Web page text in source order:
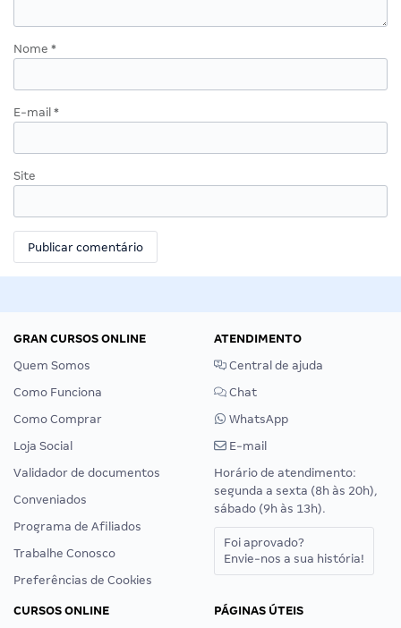
Nome *
E-mail *
Site
GRAN CURSOS ONLINE
Quem Somos
Como Funciona
Como Comprar
Loja Social
Validador de documentos
Conveniados
Programa de Afiliados
Trabalhe Conosco
Preferências de Cookies
ATENDIMENTO
Central de ajuda
Chat
WhatsApp
E-mail
Horário de atendimento:
segunda a sexta (8h às 20h),
sábado (9h às 13h).
Foi aprovado?
Envie-nos a sua história!
CURSOS ONLINE
PÁGINAS ÚTEIS